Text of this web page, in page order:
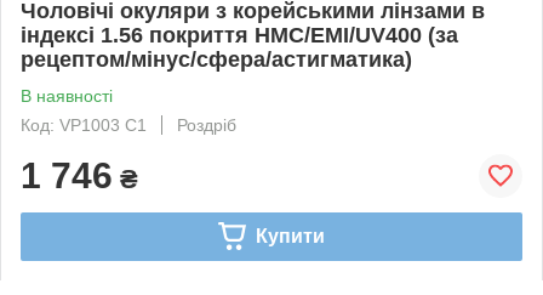
Чоловічі окуляри з корейськими лінзами в
індексі 1.56 покриття HMC/EMI/UV400 (за
рецептом/мінус/сфера/астигматика)
В наявності
Код: VP1003 C1
Роздріб
1 746 ₴
Купити